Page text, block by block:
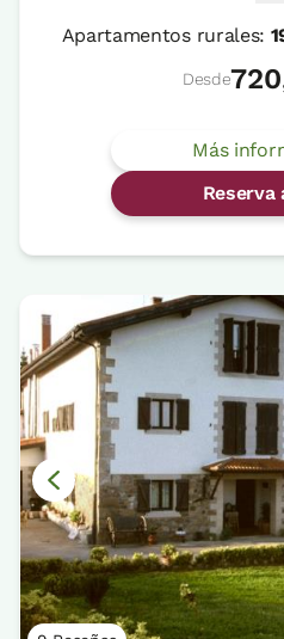
Apartamentos rurales:
Desde
Más
Reserva